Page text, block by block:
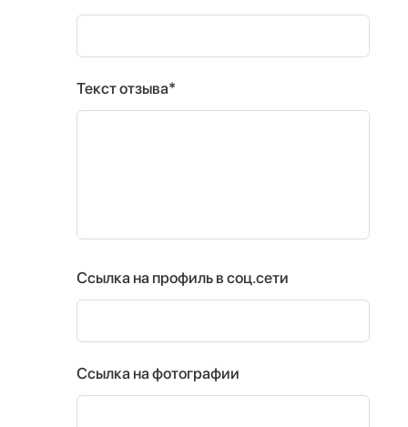
Текст отзыва*
Ссылка на профиль в соц.сети
Ссылка на фотографии